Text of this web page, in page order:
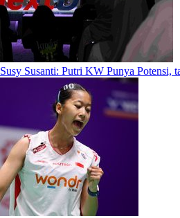
Susy Susanti: Putri KW Punya Potensi,